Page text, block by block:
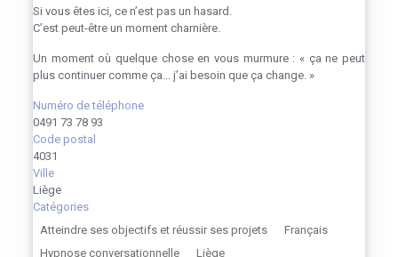
Si vous êtes ici, ce n’est pas un hasard.
C’est peut-être un moment charnière.
Un moment où quelque chose en vous murmure : « ça ne peut
plus continuer comme ça… j’ai besoin que ça change. »
Numéro de téléphone
0491 73 78 93
Code postal
4031
Ville
Liège
Catégories
Atteindre ses objectifs et réussir ses projets
Français
Hypnose conversationnelle
Liège